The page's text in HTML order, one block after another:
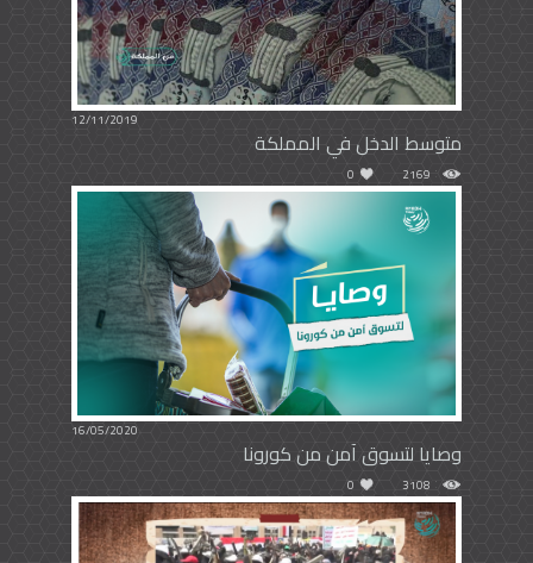
12/11/2019
متوسط الدخل في المملكة
2169
0
16/05/2020
وصايا لتسوق آمن من كورونا
3108
0